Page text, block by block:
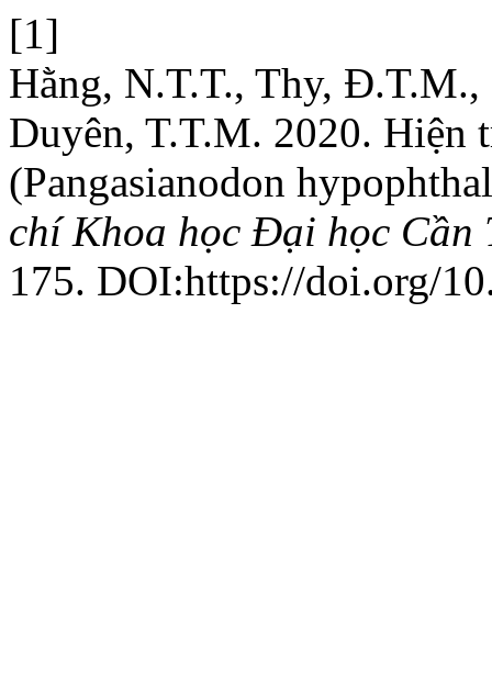
[1]
Hằng, N.T.T., Thy, Đ.T.M.,
Duyên, T.T.M. 2020. Hiện
(Pangasianodon
chí Khoa học Đại học Cần
175. DOI:https://doi.org/